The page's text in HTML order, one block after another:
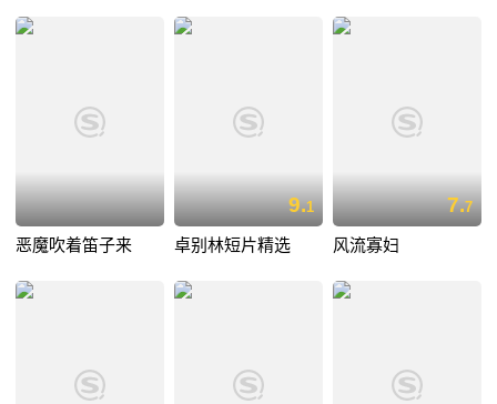
恶魔吹着笛子来
9.1
卓别林短片精选
7.7
风流寡妇